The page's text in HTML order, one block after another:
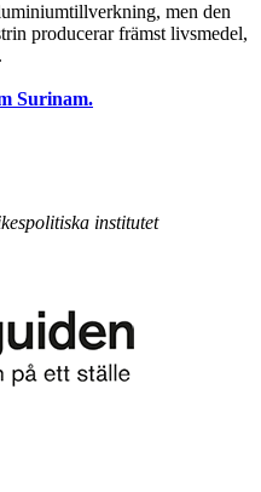
men den
producerar främst livsmedel,
Surinam.
institutet